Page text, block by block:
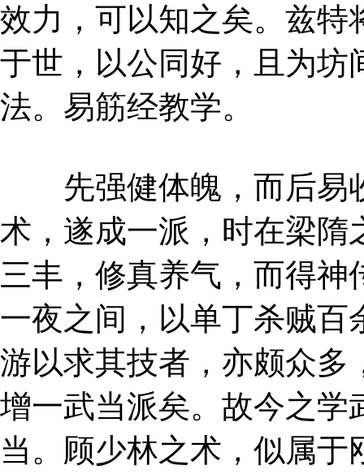
效力，可以知之矣。兹特
于世，以公同好，且为坊
法。易筋经教学。
先强健体魄，而后易
术，遂成一派，时在梁隋
三丰，修真养气，而得
一夜之间，以单丁杀贼百
游以求其技者，亦颇众多
增一武当派矣。故今之学
当。顾少林之术，似属